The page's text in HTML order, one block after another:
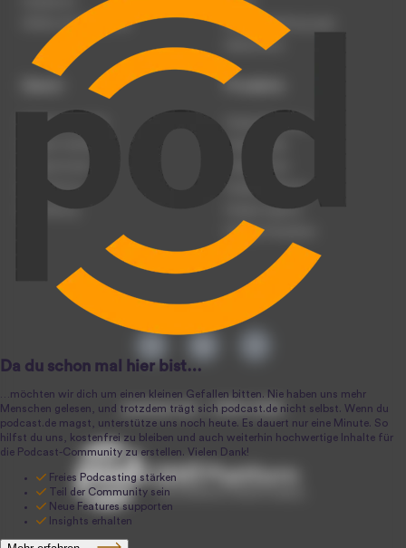
Werben auf podcast.de
Nutzungsbedingungen
Datenschutz
Podcast anmelden
Podcast hochladen
Podcast-Events
Registrierung
Anmeldung
Produkte
Podcast-Beratung
Podcast-Jobs
Podcast-Push
Podcast-Werbung
Podcast-Agentur
Podcast-Produktion
podcast.de ~ 2004-2026